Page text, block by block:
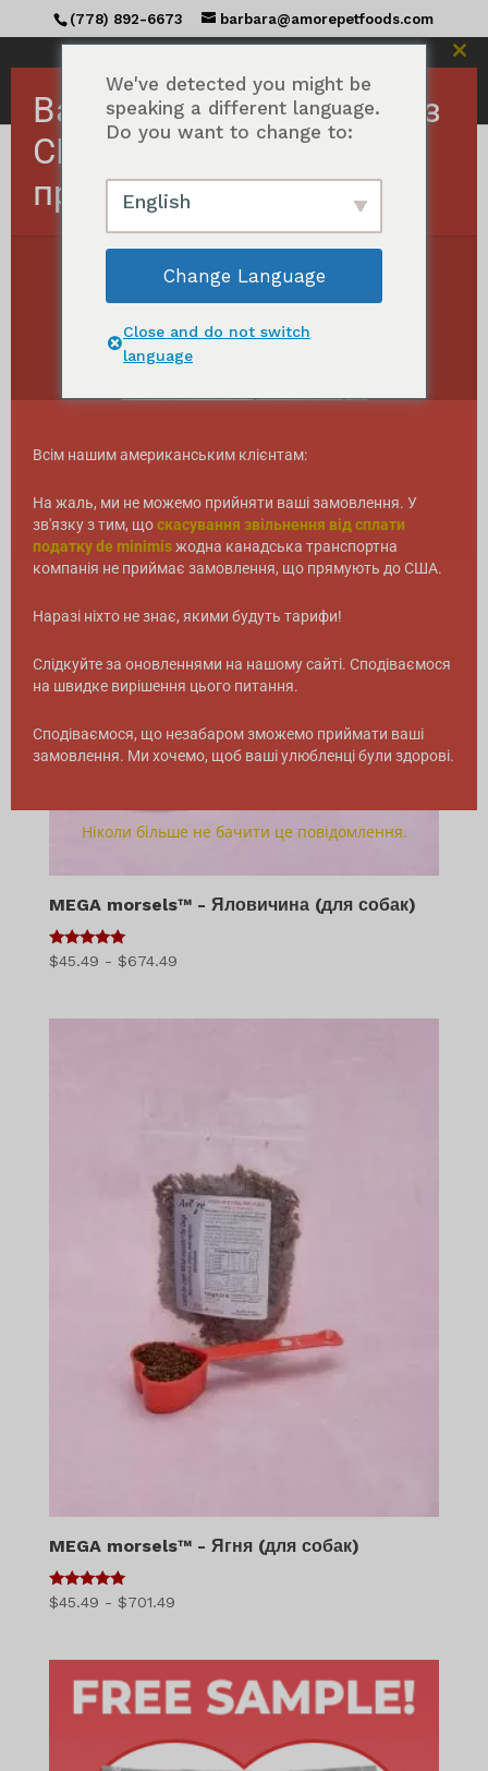
(778) 892-6673 barbara@amorepetfoods.com
Головна сторінка/ Товари з тегом "Canadian
ingredients"
Канадські інгредієнти
Показати всі результати 29Відсортовано
за
MEGA morsels™ - Яловичина (для собак)
5
з 5
$45.49 - $674.49Діапазон
MEGA morsels™ - Ягня (для собак)
5
з 5
$45.49 - $701.49Діапазон
-
$701.49
We've detected you might be
speaking a different language.
Do you want to change to:
English
Change Language
Close and do not switch
language
Важливо! Замовлення з
США тимчасово
призупинено.
Всім нашим американським клієнтам:
На жаль, ми не можемо прийняти ваші замовлення. У
зв'язку з тим, щоскасування звільнення від сплати
податку de minimisжодна канадська транспортна
компанія не приймає замовлення, що прямують до США.
Наразі ніхто не знає, якими будуть тарифи!
Слідкуйте за оновленнями на нашому сайті. Сподіваємося
на швидке вирішення цього питання.
Сподіваємося, що незабаром зможемо приймати ваші
замовлення. Ми хочемо, щоб ваші улюбленці були здорові.
Ніколи більше не бачити це повідомлення.